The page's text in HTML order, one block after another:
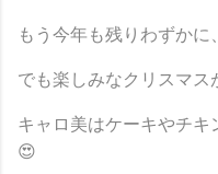
もう今年も残りわずかに
でも楽しみなクリスマス
キャロ美はケーキやチキ
😍